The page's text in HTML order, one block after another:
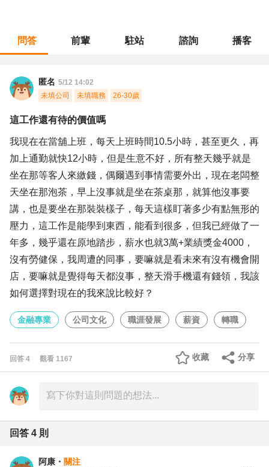
問答 前輩 駐站 諮詢 播客
匿名 5/12 14:02
未填公司
未填職務 26-30歲
這工作還有待的價值嗎
我現在在當舖上班，每天上班時間10.5小時，甚至更久，再
加上通勤就快12小時，但是生意不好，所有整天幾乎就是
坐在那等客人來繳錢，偶爾遇到事情需要外出，現在老闆整
天坐在那泡茶，早上沒事就是坐在茶桌那，就算他沒事要
講，也是要坐在那裝裝樣子，每天這樣盯著多少有點無形的
壓力，這工作是能學到東西，能看到很多，但我已經做了一
年多，幾乎還在原地踏步，薪水也就3萬+業績獎金4000，
沒有勞健保，我周遭的同事，要嘛就是看未來有沒有機會開
店，要嘛就是覺得每天都沒事，整天滑手機還有錢領，我該
如何選擇對現在的我來說比較好？
金融專業 公司文化 職涯發展 薪資 轉職
回答 4 觀看 1167 分享
收藏
回答 4 則
阿康 ・ 關注